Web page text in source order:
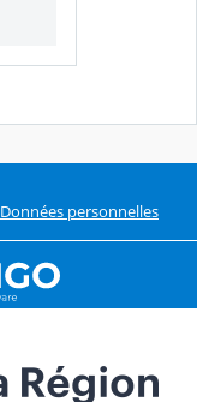
Données personnelles